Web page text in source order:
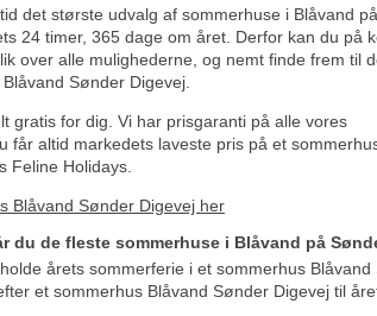
det største udvalg af sommerhuse i Blåvand
24 timer, 365 dage om året. Derfor kan du på
over alle mulighederne, og nemt finde frem til
Sønder Digevej.
gratis for dig. Vi har prisgaranti på alle vores
får altid markedets laveste pris på et
Feline Holidays.
Blåvand Sønder Digevej her
du de fleste sommerhuse i Blåvand på
årets sommerferie i et sommerhus
et sommerhus Blåvand Sønder Digevej til